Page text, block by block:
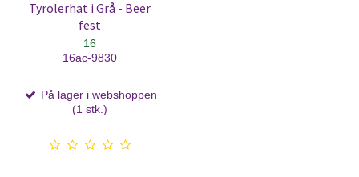
Tyrolerhat i Grå - Beer
fest
16
16ac-9830
På lager i webshoppen
(1 stk.)